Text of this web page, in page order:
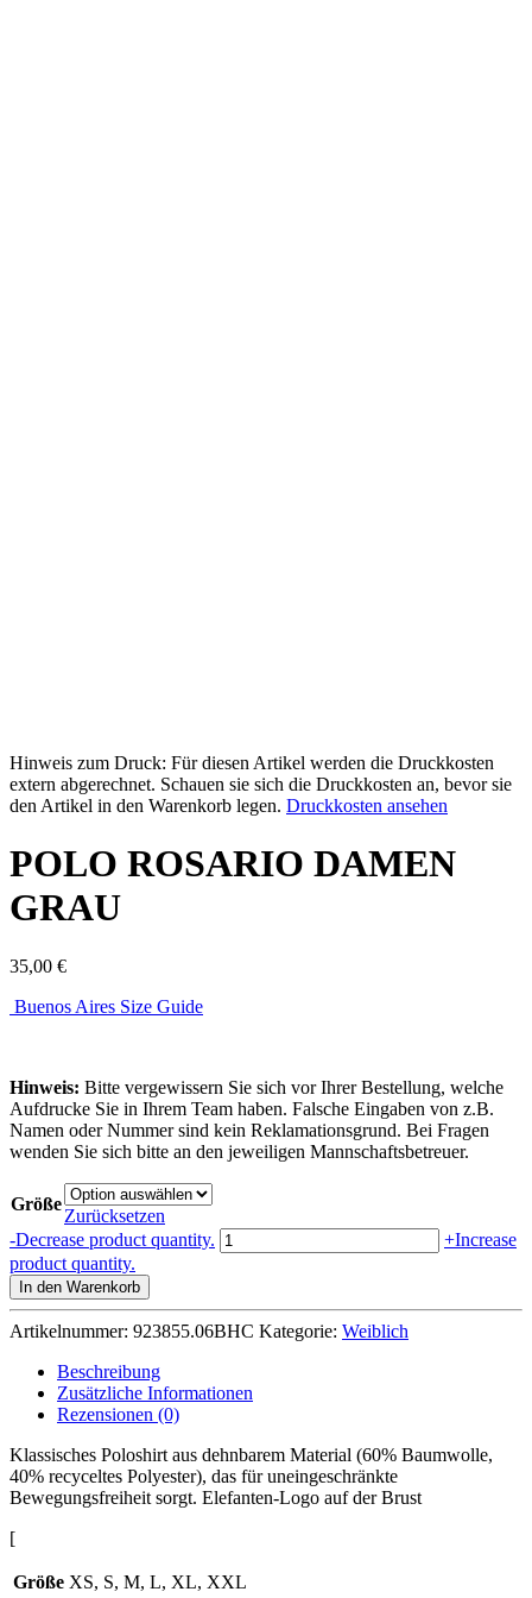
Hinweis zum Druck: Für diesen Artikel werden die Druckkosten
extern abgerechnet. Schauen sie sich die Druckkosten an, bevor sie
den Artikel in den Warenkorb legen. Druckkosten ansehen
POLO ROSARIO DAMEN
GRAU
35,00 €
Buenos Aires Size Guide
Hinweis: Bitte vergewissern Sie sich vor Ihrer Bestellung, welche
Aufdrucke Sie in Ihrem Team haben. Falsche Eingaben von z.B.
Namen oder Nummer sind kein Reklamationsgrund. Bei Fragen
wenden Sie sich bitte an den jeweiligen Mannschaftsbetreuer.
Größe
Zurücksetzen
-Decrease product quantity. POLO
ROSARIO
Menge
+Increase
product quantity.
In den Warenkorb
Artikelnummer: 923855.06BHC Kategorie: Weiblich
Beschreibung
Zusätzliche Informationen
Rezensionen (0)
Klassisches Poloshirt aus dehnbarem Material (60% Baumwolle,
40% recyceltes Polyester), das für uneingeschränkte
Bewegungsfreiheit sorgt. Elefanten-Logo auf der Brust
[
Größe XS, S, M, L, XL, XXL